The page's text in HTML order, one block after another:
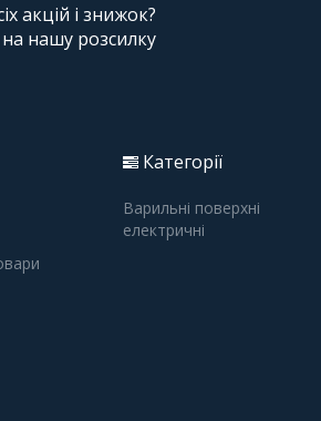
акцій і знижок?
нашу розсилку
Категорії
Варильні поверхні
електричні